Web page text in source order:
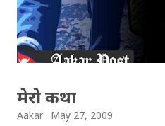
मेरो कथा
Aakar May 27, 2009